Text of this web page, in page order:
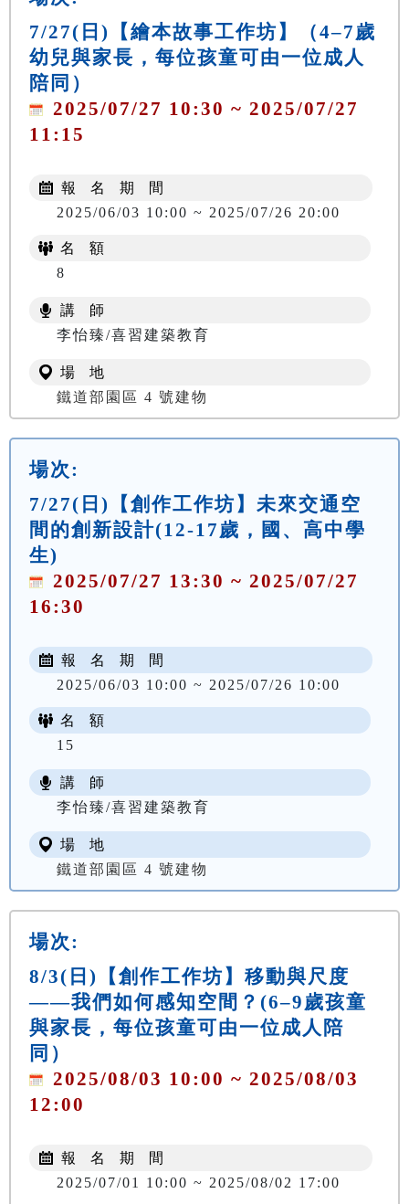
7/27(日)【繪本故事工作坊】（4–7歲
幼兒與家長，每位孩童可由一位成人
陪同）
2025/07/27 10:30 ~ 2025/07/27
11:15
報 名 期 間
2025/06/03 10:00 ~ 2025/07/26 20:00
名 額
8
講 師
李怡臻/喜習建築教育
場 地
鐵道部園區 4 號建物
場次:
7/27(日)【創作工作坊】未來交通空
間的創新設計(12-17歲，國、高中學
生)
2025/07/27 13:30 ~ 2025/07/27
16:30
報 名 期 間
2025/06/03 10:00 ~ 2025/07/26 10:00
名 額
15
講 師
李怡臻/喜習建築教育
場 地
鐵道部園區 4 號建物
場次:
8/3(日)【創作工作坊】移動與尺度
——我們如何感知空間？(6–9歲孩童
與家長，每位孩童可由一位成人陪
同）
2025/08/03 10:00 ~ 2025/08/03
12:00
報 名 期 間
2025/07/01 10:00 ~ 2025/08/02 17:00